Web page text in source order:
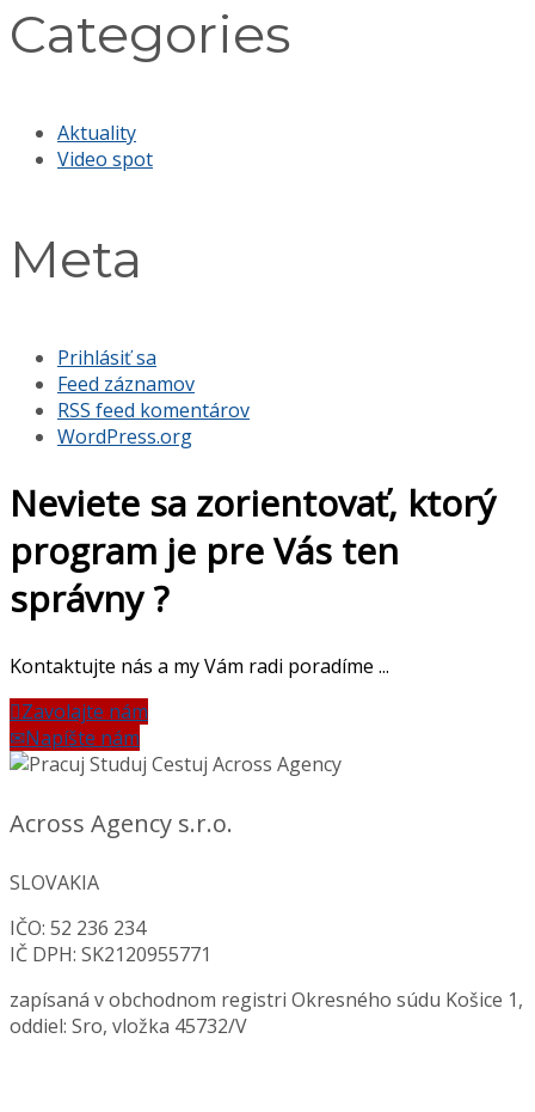
Categories
Aktuality
Video spot
Meta
Prihlásiť sa
Feed záznamov
RSS feed komentárov
WordPress.org
Neviete sa zorientovať, ktorý
program je pre Vás ten
správny ?
Kontaktujte nás a my Vám radi poradíme ...
Zavolajte nám
Napíšte nám
Across Agency s.r.o.
SLOVAKIA
IČO: 52 236 234
IČ DPH: SK2120955771
zapísaná v obchodnom registri Okresného súdu Košice 1,
oddiel: Sro, vložka 45732/V